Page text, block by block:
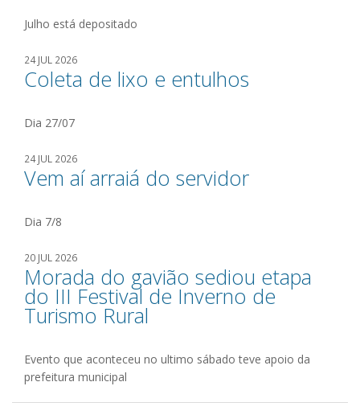
Julho está depositado
24 JUL 2026
Coleta de lixo e entulhos
Dia 27/07
24 JUL 2026
Vem aí arraiá do servidor
Dia 7/8
20 JUL 2026
Morada do gavião sediou etapa
do III Festival de Inverno de
Turismo Rural
Evento que aconteceu no ultimo sábado teve apoio da
prefeitura municipal